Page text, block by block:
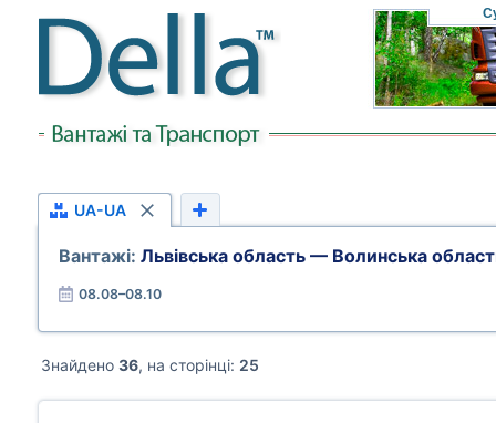
UA-UA
Вантажі: Львівська область — Волинська
08.08–08.10
Знайдено 36, на сторінці: 25